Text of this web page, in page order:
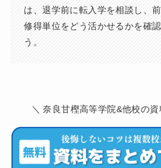
は、退学前に転入学を相談し、
修得単位をどう活かせるかを確
う。
＼ 奈良甘樫高等学院&他校の